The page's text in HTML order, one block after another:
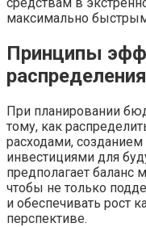
максимально
Принципы
При планировании
тому, как
расходами,
инвестициями для
предполагает баланс
чтобы не только
и обеспечивать рост
перспективе.